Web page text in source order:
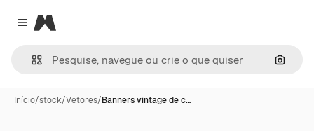
Close menu
Magnific
Início/stock/Vetores/Banners vintage de c…